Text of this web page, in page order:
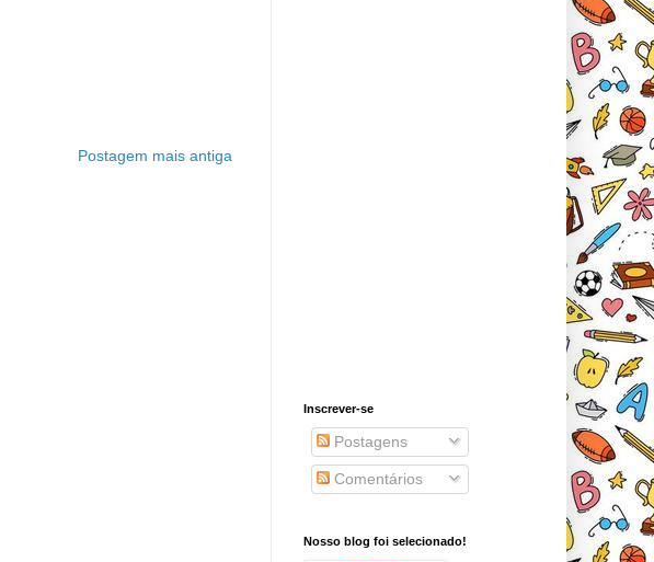
Postagem mais antiga
Inscrever-se
Postagens
Comentários
Nosso blog foi selecionado!